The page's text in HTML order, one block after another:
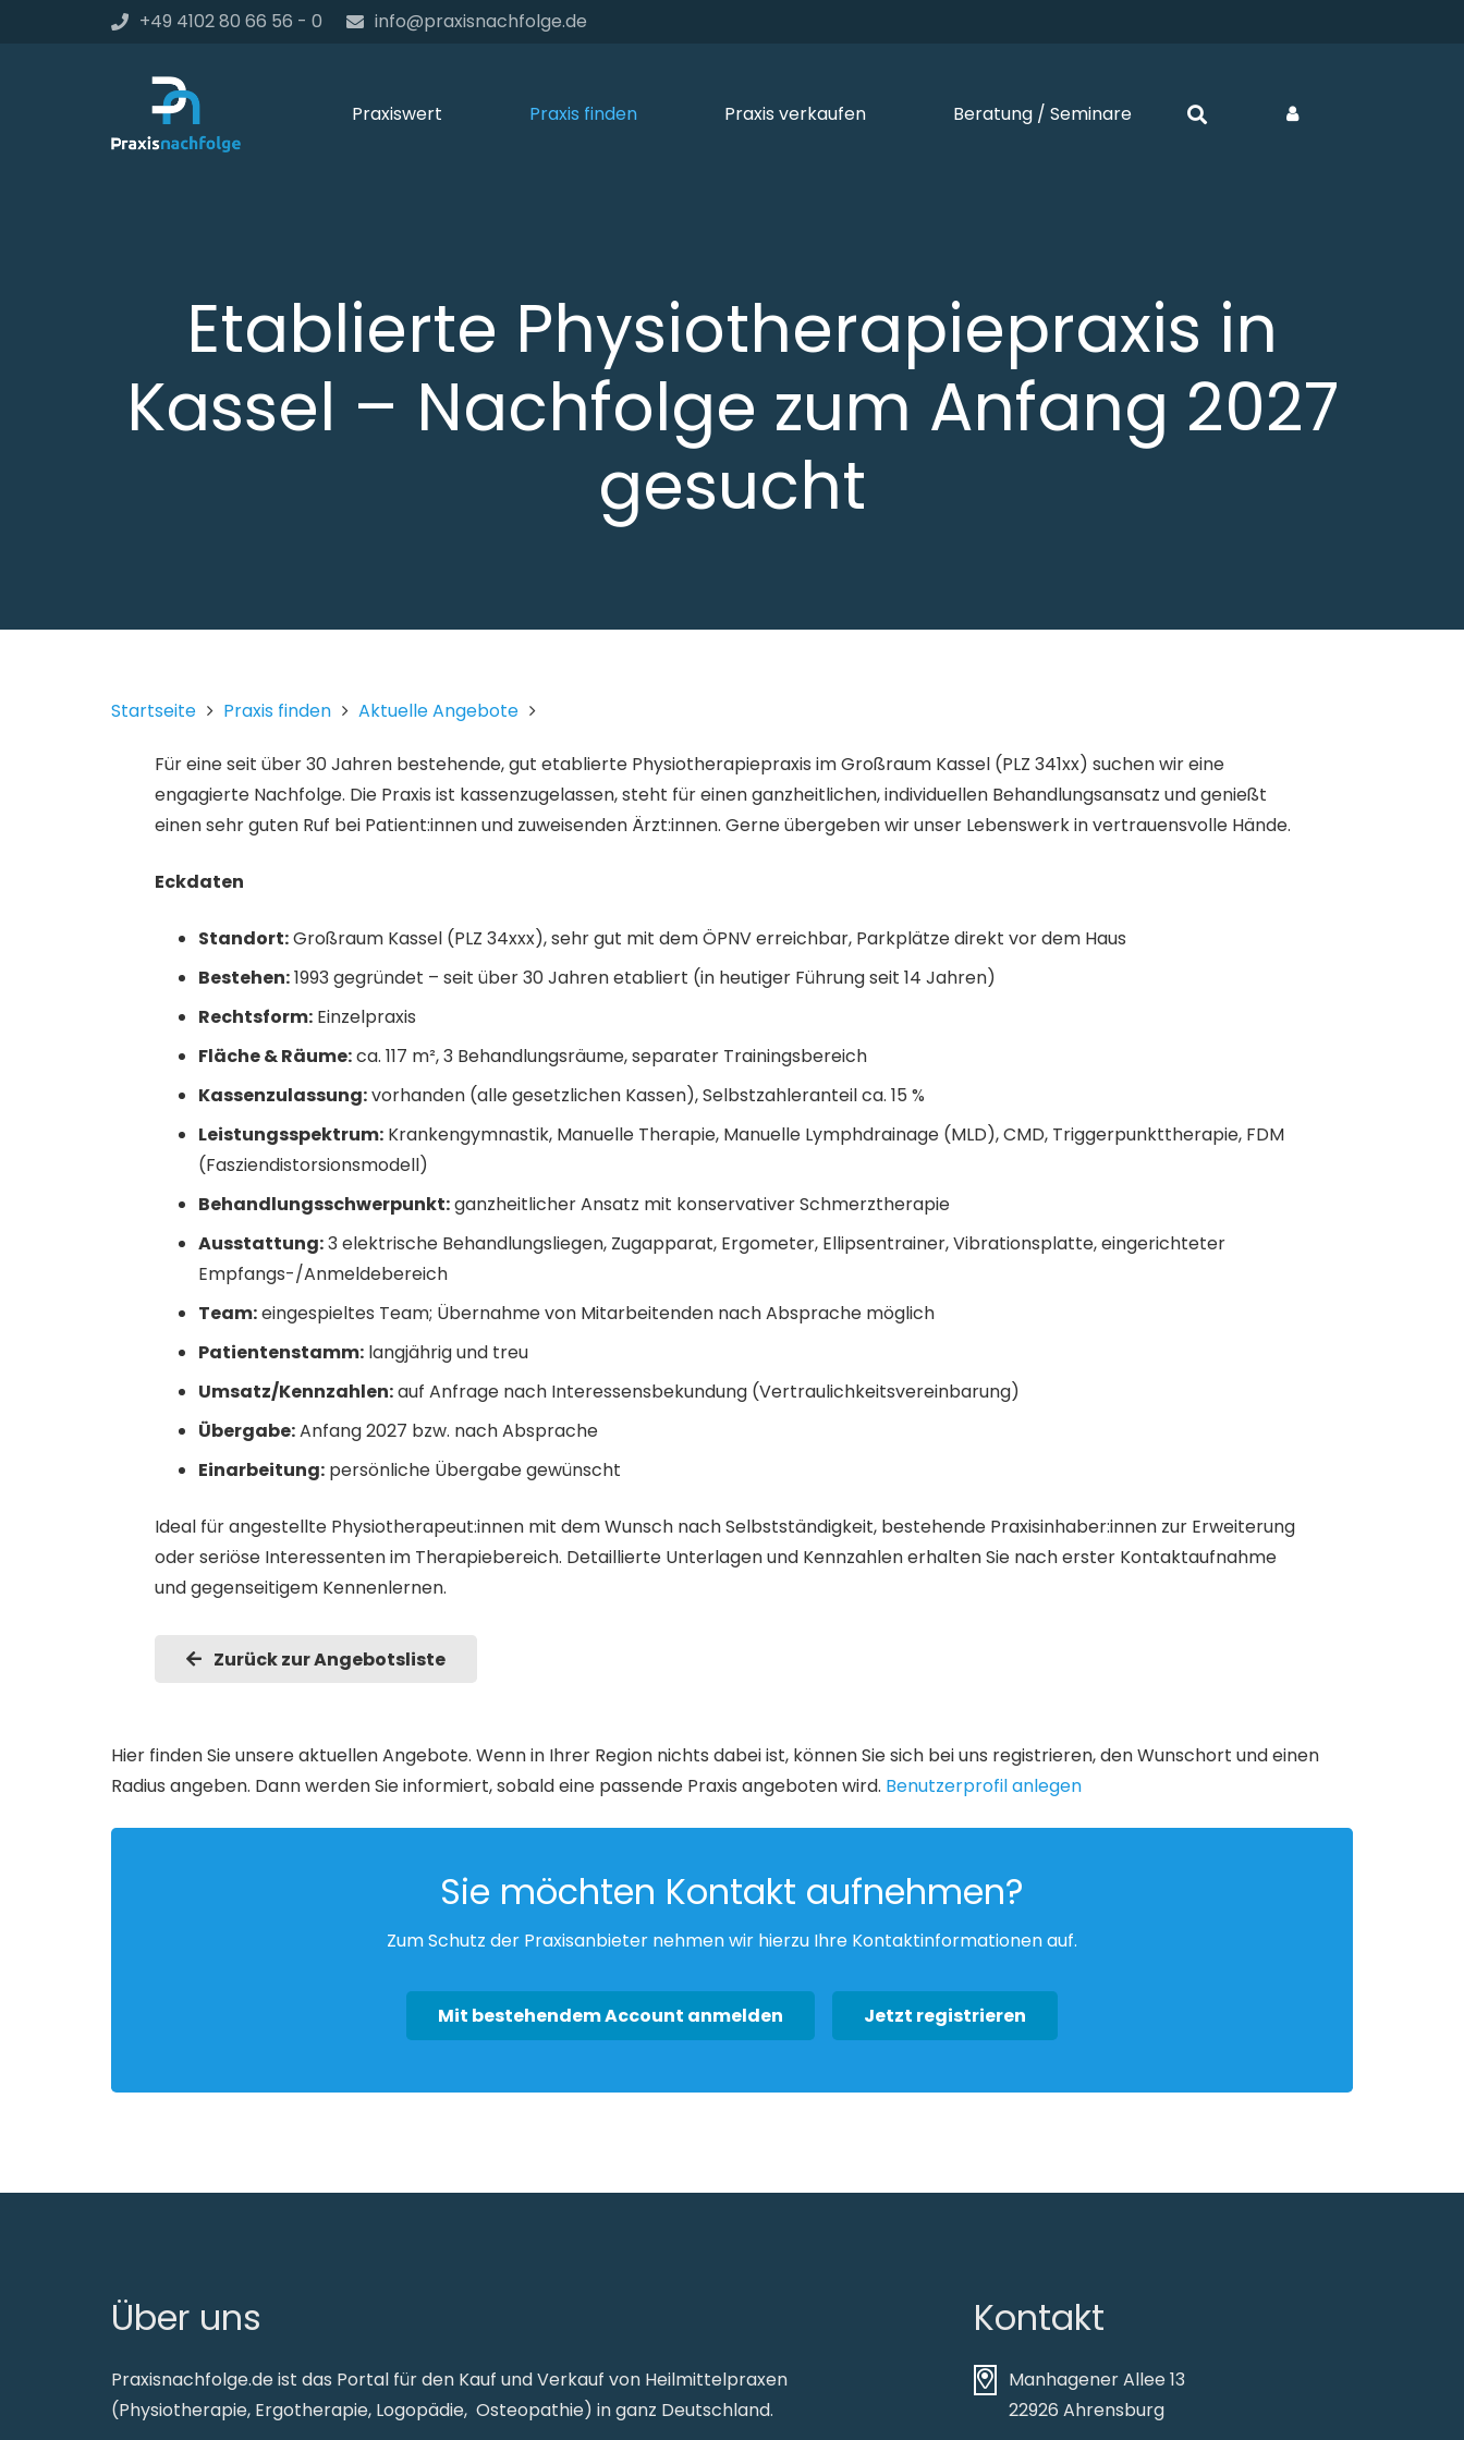
+49 4102 80 66 56 - 0 info@praxisnachfolge.de
Praxiswert Praxis finden Praxis verkaufen Beratung / Seminare
Etablierte Physiotherapiepraxis in
Kassel – Nachfolge zum Anfang 2027
gesucht
Startseite Praxis finden Aktuelle Angebote
Für eine seit über 30 Jahren bestehende, gut etablierte Physiotherapiepraxis im Großraum Kassel (PLZ 341xx) suchen wir eine
engagierte Nachfolge. Die Praxis ist kassenzugelassen, steht für einen ganzheitlichen, individuellen Behandlungsansatz und genießt
einen sehr guten Ruf bei Patient:innen und zuweisenden Ärzt:innen. Gerne übergeben wir unser Lebenswerk in vertrauensvolle Hände.
Eckdaten
Standort:Großraum Kassel (PLZ 34xxx), sehr gut mit dem ÖPNV erreichbar, Parkplätze direkt vor dem Haus
Bestehen:1993 gegründet – seit über 30 Jahren etabliert (in heutiger Führung seit 14 Jahren)
Rechtsform: Einzelpraxis
Fläche & Räume:ca. 117 m², 3 Behandlungsräume, separater Trainingsbereich
Kassenzulassung:vorhanden (alle gesetzlichen Kassen), Selbstzahleranteil ca. 15 %
Leistungsspektrum: Krankengymnastik, Manuelle Therapie, Manuelle Lymphdrainage (MLD), CMD, Triggerpunkttherapie, FDM
(Fasziendistorsionsmodell)
Behandlungsschwerpunkt:ganzheitlicher Ansatz mit konservativer Schmerztherapie
Ausstattung:3 elektrische Behandlungsliegen, Zugapparat, Ergometer, Ellipsentrainer, Vibrationsplatte, eingerichteter
Empfangs-/Anmeldebereich
Team:eingespieltes Team; Übernahme von Mitarbeitenden nach Absprache möglich
Patientenstamm: langjährig und treu
Umsatz/Kennzahlen:auf Anfrage nach Interessensbekundung (Vertraulichkeitsvereinbarung)
Übergabe:Anfang 2027 bzw. nach Absprache
Einarbeitung: persönliche Übergabe gewünscht
Ideal für angestellte Physiotherapeut:innen mit dem Wunsch nach Selbstständigkeit, bestehende Praxisinhaber:innen zur Erweiterung
oder seriöse Interessenten im Therapiebereich. Detaillierte Unterlagen und Kennzahlen erhalten Sie nach erster Kontaktaufnahme
und gegenseitigem Kennenlernen.
Zurück zur Angebotsliste
Hier finden Sie unsere aktuellen Angebote. Wenn in Ihrer Region nichts dabei ist, können Sie sich bei uns registrieren, den Wunschort und einen
Radius angeben. Dann werden Sie informiert, sobald eine passende Praxis angeboten wird. Benutzerprofil anlegen
Sie möchten Kontakt aufnehmen?
Zum Schutz der Praxisanbieter nehmen wir hierzu Ihre Kontaktinformationen auf.
Mit bestehendem Account anmelden Jetzt registrieren
Über uns
Praxisnachfolge.de ist das Portal für den Kauf und Verkauf von Heilmittelpraxen
(Physiotherapie, Ergotherapie, Logopädie, Osteopathie) in ganz Deutschland.
Kontakt
Manhagener Allee 13
22926 Ahrensburg